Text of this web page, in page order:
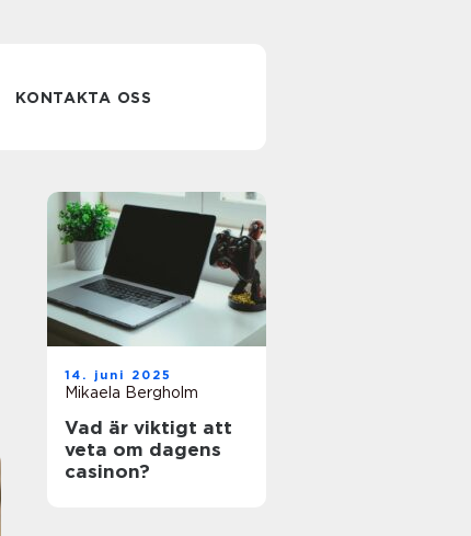
KONTAKTA OSS
14. juni 2025
Mikaela Bergholm
Vad är viktigt att
veta om dagens
casinon?